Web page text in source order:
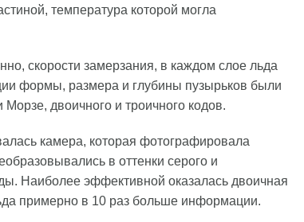
температура которой могла
скорости замерзания, в каждом слое льда
формы, размера и глубины пузырьков были
двоичного и троичного кодов.
камера, которая фотографировала
в оттенки серого и
Наиболее эффективной оказалась двоичная
примерно в 10 раз больше информации.